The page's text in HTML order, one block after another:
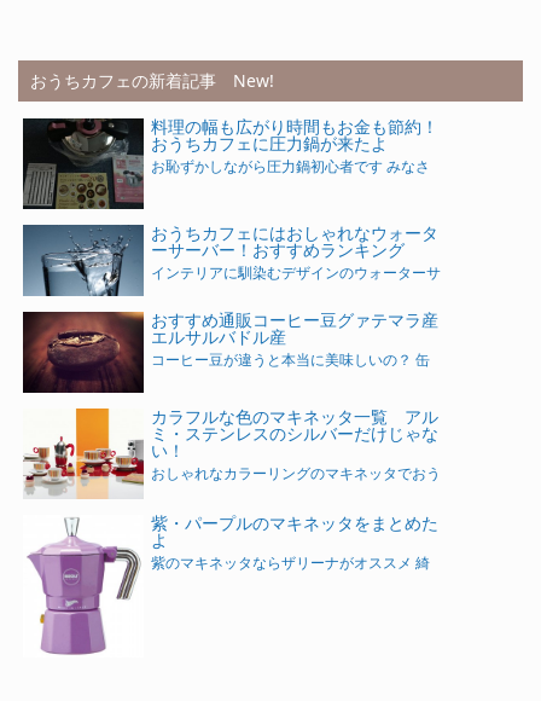
おうちカフェの新着記事 New!
料理の幅も広がり時間もお金も節約！
おうちカフェに圧力鍋が来たよ
お恥ずかしながら圧力鍋初心者です みなさ
おうちカフェにはおしゃれなウォータ
ーサーバー！おすすめランキング
インテリアに馴染むデザインのウォーターサ
おすすめ通販コーヒー豆グァテマラ産
エルサルバドル産
コーヒー豆が違うと本当に美味しいの？ 缶
カラフルな色のマキネッタ一覧 アル
ミ・ステンレスのシルバーだけじゃな
い！
おしゃれなカラーリングのマキネッタでおう
紫・パープルのマキネッタをまとめた
よ
紫のマキネッタならザリーナがオススメ 綺